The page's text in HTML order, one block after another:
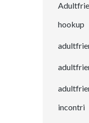
hookup
incontri